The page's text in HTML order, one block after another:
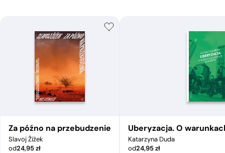
Za późno na przebudzenie
Slavoj Žižek
od24,95zł
Uberyzacja. O
Katarzyna Duda
od24,95zł